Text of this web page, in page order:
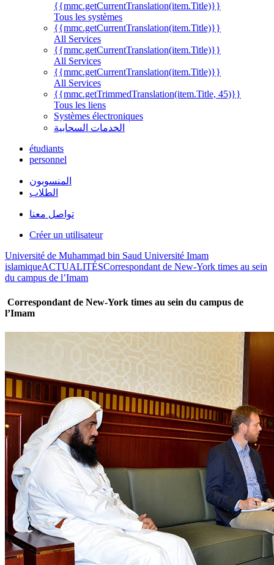
{{mmc.getCurrentTranslation(item.Title)}}
Tous les systèmes
{{mmc.getCurrentTranslation(item.Title)}}
All Services
{{mmc.getCurrentTranslation(item.Title)}}
All Services
{{mmc.getCurrentTranslation(item.Title)}}
All Services
{{mmc.getTrimmedTranslation(item.Title, 45)}}
Tous les liens
Systèmes électroniques
الخدمات السحابية
étudiants
personnel
المنسوبون
الطلاب
تواصل معنا
Créer un utilisateur
Université de Muhammad bin Saud Université Imam
islamiqueACTUALITÉSCorrespondant de New-York times au sein
du campus de l’Imam
Correspondant de New-York times au sein du campus de
l’Imam